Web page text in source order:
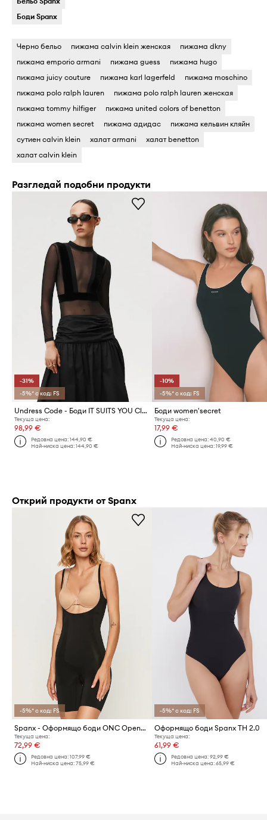
Боди Spanx
Черно бельо пижама calvin klein женская
пижама dkny
пижама emporio armani
пижама guess
пижама hugo
пижама juicy couture
пижама karl lagerfeld
пижама moschino
пижама polo ralph lauren
пижама polo ralph lauren женская
пижама tommy hilfiger
пижама united colors of benetton
пижама women secret
пижама адидас
пижама кельвин кляйн
сутиен calvin klein
халат armani
халат benetton
халат calvin klein
Разгледай подобни продукти
-31%
-5%* с код: FS
Undress Code - Боди IT SUITS YOU Classic
Текуща цена:
98,99 €
Редовна цена:144,90 €
Най-ниска цена:144,90 €
-10%
-5%* с код: FS
Боди women'secret
Текуща цена:
17,99 €
Редовна цена: 40,90 €
Най-ниска цена: 19,99 €
Открий продукти от Spanx
-5%* с код: FS
Spanx - Оформящо боди ONC Openbust Mid-Thigh
Текуща цена:
72,99 €
Редовна цена:107,99 €
Най-ниска цена:75,99 €
-5%* с код: FS
Оформящо боди Spanx TH 2.0
Текуща цена:
61,99 €
Редовна цена: 92,99 €
Най-ниска цена: 65,99 €